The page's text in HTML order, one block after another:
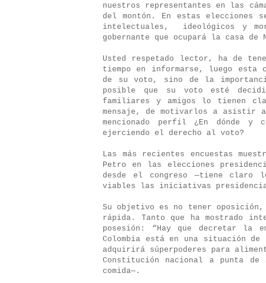
nuestros representantes en las
del montón. En estas elecciones
intelectuales, ideológicos y
gobernante que ocupará la casa de
Usted respetado lector, ha de
tiempo en informarse, luego esta
de su voto, sino de la
posible que su voto esté
familiares y amigos lo tienen
mensaje, de motivarlos a asistir
mencionado perfil ¿En dónde y
ejerciendo el derecho al voto?
Las más recientes encuestas
Petro en las elecciones
desde el congreso —tiene claro
viables las iniciativas
Su objetivo es no tener oposición,
rápida. Tanto que ha mostrado
posesión: “Hay que decretar la
Colombia está en una situación de
adquirirá súperpoderes para
Constitución nacional a punta de
comida—.